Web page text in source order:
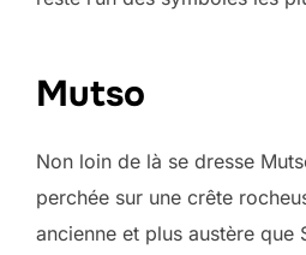
Mutso
Non loin de là se dresse
perchée sur une crête
ancienne et plus austère que